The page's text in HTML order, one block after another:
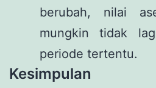
berubah, nilai
mungkin tidak
periode tertentu.
Kesimpulan